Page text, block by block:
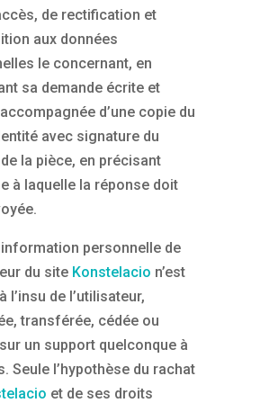
de rectification et
aux données
le concernant, en
sa demande écrite et
d’une copie du
avec signature du
la pièce, en précisant
à laquelle la réponse doit
personnelle de
du site Konstelacio n’est
l’insu de l’utilisateur,
transférée, cédée ou
un support quelconque à
Seule l’hypothèse du rachat
et de ses droits